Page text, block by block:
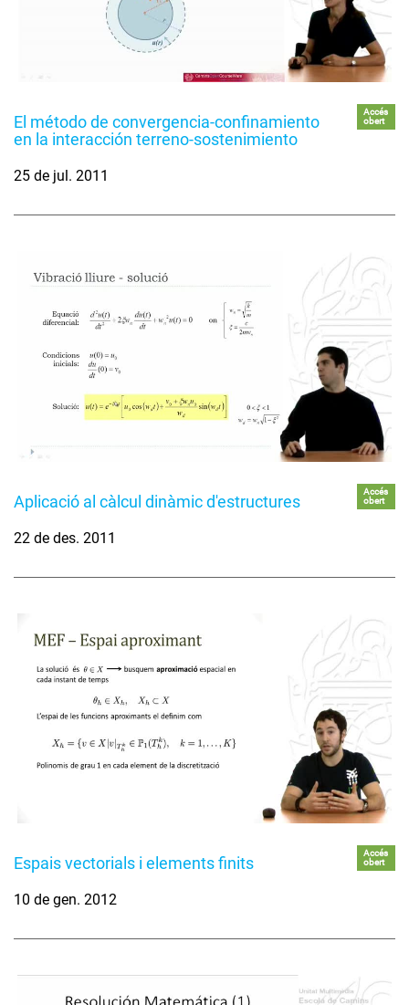
El método de convergencia-confinamiento
en la interacción terreno-sostenimiento
Accés
obert
25 de jul. 2011
Aplicació al càlcul dinàmic d'estructures
Accés
obert
22 de des. 2011
Espais vectorials i elements finits
Accés
obert
10 de gen. 2012